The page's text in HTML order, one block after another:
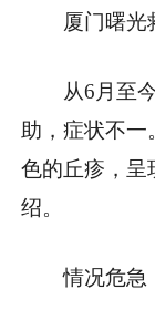
厦门曙光
从6月至
助，症状不一
色的丘疹，呈
绍。
情况危急